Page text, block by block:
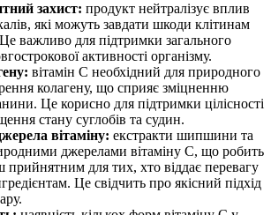
захист: продукт нейтралізує вплив
які можуть завдати шкоди клітинам
важливо для підтримки загального
активності організму.
вітамін C необхідний для природного
колагену, що сприяє зміцненню
Це корисно для підтримки цілісності
стану суглобів та судин.
вітаміну: екстракти шипшини та
джерелами вітаміну C, що робить
прийнятним для тих, хто віддає перевагу
Це свідчить про якісний підхід